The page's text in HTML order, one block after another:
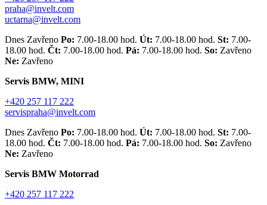
praha@invelt.com
uctarna@invelt.com
Dnes Zavřeno Po: 7.00-18.00 hod. Út: 7.00-18.00 hod. St: 7.00-
18.00 hod. Čt: 7.00-18.00 hod. Pá: 7.00-18.00 hod. So: Zavřeno
Ne: Zavřeno
Servis BMW, MINI
+420 257 117 222
servispraha@invelt.com
Dnes Zavřeno Po: 7.00-18.00 hod. Út: 7.00-18.00 hod. St: 7.00-
18.00 hod. Čt: 7.00-18.00 hod. Pá: 7.00-18.00 hod. So: Zavřeno
Ne: Zavřeno
Servis BMW Motorrad
+420 257 117 222